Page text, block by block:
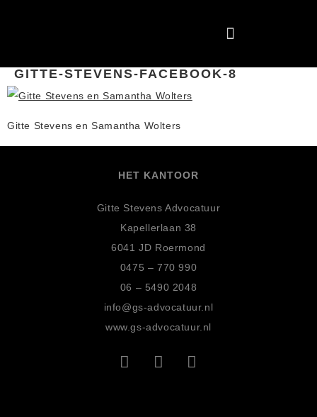
GITTE-STEVENS-FACEBOOK-8
Gitte Stevens en Samantha Wolters
HET KANTOOR
Gitte Stevens Advocatuur
Kapellerlaan 38
6041 JD Roermond
0475 – 770 990
06 – 5490 2048
info@gs-advocatuur.nl
www.gs-advocatuur.nl